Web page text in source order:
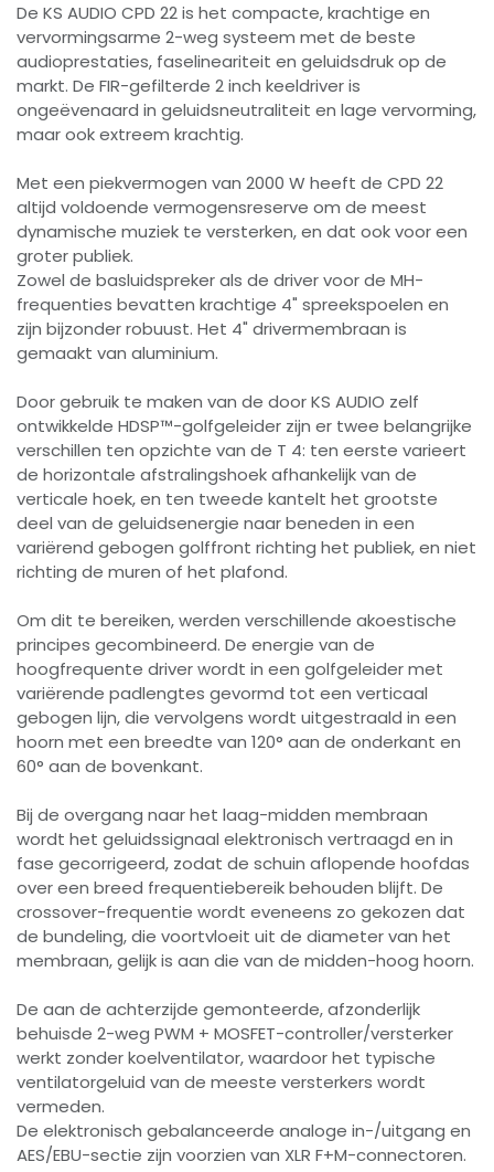
De KS AUDIO CPD 22 is het compacte, krachtige en
vervormingsarme 2-weg systeem met de beste
audioprestaties, faselineariteit en geluidsdruk op de
markt. De FIR-gefilterde 2 inch keeldriver is
ongeëvenaard in geluidsneutraliteit en lage vervorming,
maar ook extreem krachtig.
Met een piekvermogen van 2000 W heeft de CPD 22
altijd voldoende vermogensreserve om de meest
dynamische muziek te versterken, en dat ook voor een
groter publiek.
Zowel de basluidspreker als de driver voor de MH-
frequenties bevatten krachtige 4" spreekspoelen en
zijn bijzonder robuust. Het 4" drivermembraan is
gemaakt van aluminium.
Door gebruik te maken van de door KS AUDIO zelf
ontwikkelde HDSP™-golfgeleider zijn er twee belangrijke
verschillen ten opzichte van de T 4: ten eerste varieert
de horizontale afstralingshoek afhankelijk van de
verticale hoek, en ten tweede kantelt het grootste
deel van de geluidsenergie naar beneden in een
variërend gebogen golffront richting het publiek, en niet
richting de muren of het plafond.
Om dit te bereiken, werden verschillende akoestische
principes gecombineerd. De energie van de
hoogfrequente driver wordt in een golfgeleider met
variërende padlengtes gevormd tot een verticaal
gebogen lijn, die vervolgens wordt uitgestraald in een
hoorn met een breedte van 120° aan de onderkant en
60° aan de bovenkant.
Bij de overgang naar het laag-midden membraan
wordt het geluidssignaal elektronisch vertraagd en in
fase gecorrigeerd, zodat de schuin aflopende hoofdas
over een breed frequentiebereik behouden blijft. De
crossover-frequentie wordt eveneens zo gekozen dat
de bundeling, die voortvloeit uit de diameter van het
membraan, gelijk is aan die van de midden-hoog hoorn.
De aan de achterzijde gemonteerde, afzonderlijk
behuisde 2-weg PWM + MOSFET-controller/versterker
werkt zonder koelventilator, waardoor het typische
ventilatorgeluid van de meeste versterkers wordt
vermeden.
De elektronisch gebalanceerde analoge in-/uitgang en
AES/EBU-sectie zijn voorzien van XLR F+M-connectoren.